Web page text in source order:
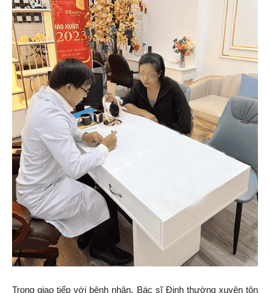
Trong giao tiếp với bệnh nhân, Bác sĩ Định thường xuyên tôn